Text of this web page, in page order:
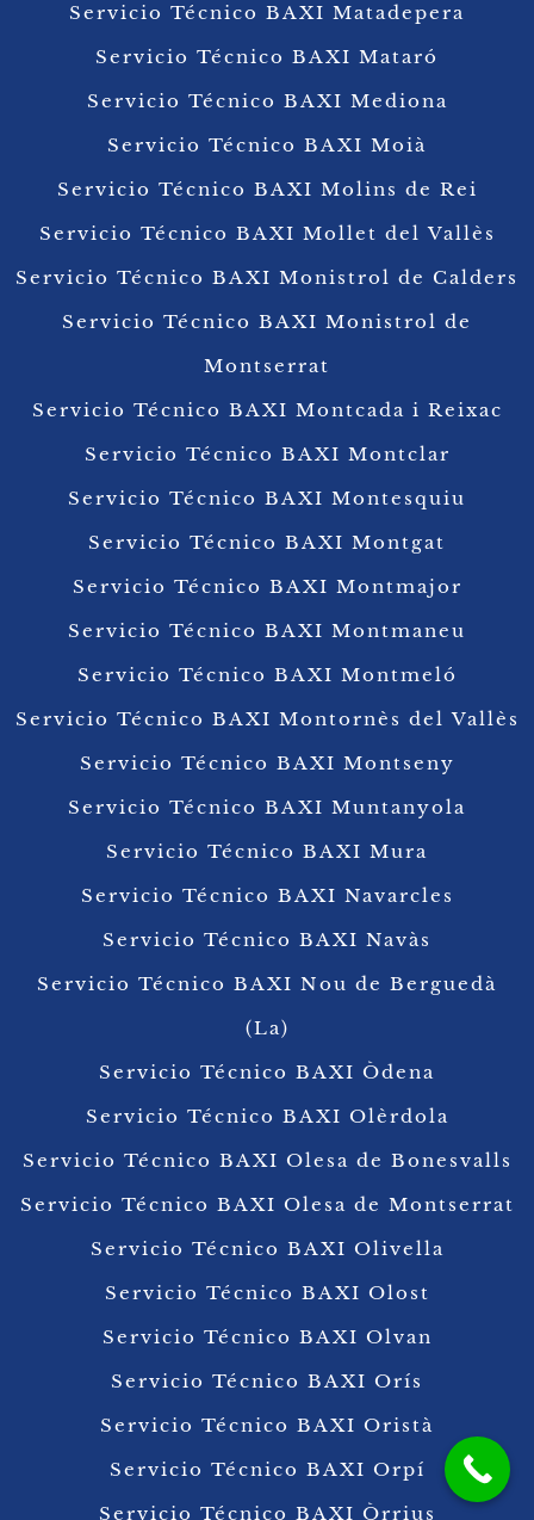
Servicio Técnico BAXI Matadepera
Servicio Técnico BAXI Mataró
Servicio Técnico BAXI Mediona
Servicio Técnico BAXI Moià
Servicio Técnico BAXI Molins de Rei
Servicio Técnico BAXI Mollet del Vallès
Servicio Técnico BAXI Monistrol de Calders
Servicio Técnico BAXI Monistrol de
Montserrat
Servicio Técnico BAXI Montcada i Reixac
Servicio Técnico BAXI Montclar
Servicio Técnico BAXI Montesquiu
Servicio Técnico BAXI Montgat
Servicio Técnico BAXI Montmajor
Servicio Técnico BAXI Montmaneu
Servicio Técnico BAXI Montmeló
Servicio Técnico BAXI Montornès del Vallès
Servicio Técnico BAXI Montseny
Servicio Técnico BAXI Muntanyola
Servicio Técnico BAXI Mura
Servicio Técnico BAXI Navarcles
Servicio Técnico BAXI Navàs
Servicio Técnico BAXI Nou de Berguedà
(La)
Servicio Técnico BAXI Òdena
Servicio Técnico BAXI Olèrdola
Servicio Técnico BAXI Olesa de Bonesvalls
Servicio Técnico BAXI Olesa de Montserrat
Servicio Técnico BAXI Olivella
Servicio Técnico BAXI Olost
Servicio Técnico BAXI Olvan
Servicio Técnico BAXI Orís
Servicio Técnico BAXI Oristà
Servicio Técnico BAXI Orpí
Servicio Técnico BAXI Òrrius